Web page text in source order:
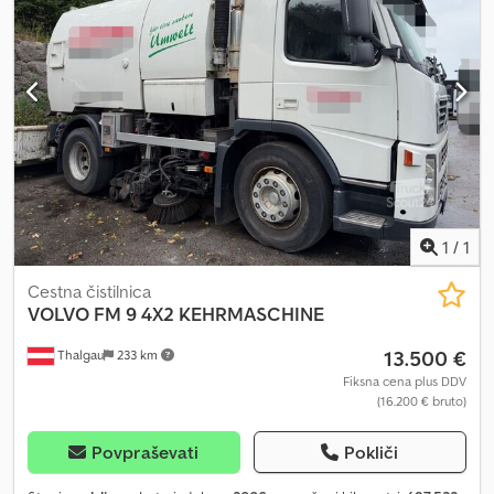
Tridem 4th axle is a steering and lift axle Wheelbase: 3.80 m
Loading platform length: 6.80 m Technically sound and ready to
drive
1 / 1
Thalgau 233 km
Cestna čistilnica
VOLVO FM 9 4X2 KEHRMASCHINE
13.500 €
Fiksna cena plus DDV
(16.200 € bruto)
Povpraševati Pokliči